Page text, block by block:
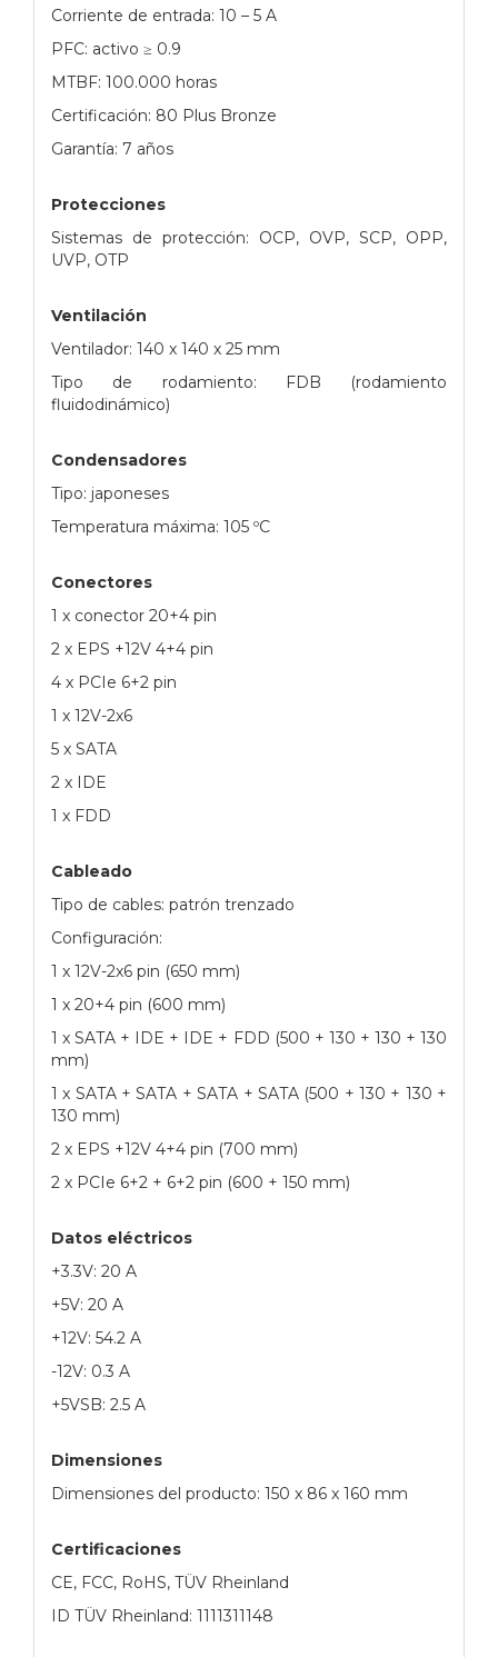
Corriente de entrada: 10 – 5 A
PFC: activo ≥ 0.9
MTBF: 100.000 horas
Certificación: 80 Plus Bronze
Garantía: 7 años
Protecciones
Sistemas de protección: OCP, OVP, SCP, OPP,
UVP, OTP
Ventilación
Ventilador: 140 x 140 x 25 mm
Tipo de rodamiento: FDB (rodamiento
fluidodinámico)
Condensadores
Tipo: japoneses
Temperatura máxima: 105 ºC
Conectores
1 x conector 20+4 pin
2 x EPS +12V 4+4 pin
4 x PCIe 6+2 pin
1 x 12V-2x6
5 x SATA
2 x IDE
1 x FDD
Cableado
Tipo de cables: patrón trenzado
Configuración:
1 x 12V-2x6 pin (650 mm)
1 x 20+4 pin (600 mm)
1 x SATA + IDE + IDE + FDD (500 + 130 + 130 + 130
mm)
1 x SATA + SATA + SATA + SATA (500 + 130 + 130 +
130 mm)
2 x EPS +12V 4+4 pin (700 mm)
2 x PCIe 6+2 + 6+2 pin (600 + 150 mm)
Datos eléctricos
+3.3V: 20 A
+5V: 20 A
+12V: 54.2 A
-12V: 0.3 A
+5VSB: 2.5 A
Dimensiones
Dimensiones del producto: 150 x 86 x 160 mm
Certificaciones
CE, FCC, RoHS, TÜV Rheinland
ID TÜV Rheinland: 1111311148